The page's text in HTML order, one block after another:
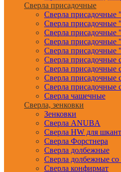
Сверла присадочные
Сверла присадочные
Сверла присадочные
Сверла присадочные
Сверла присадочные
Сверла присадочные
Сверла присадочные
Сверла присадочные
Сверла присадочные
Сверла присадочные
Сверла чашечные
Сверла, зенковки
Зенковки
Сверла ANUBA
Сверла HW для
Сверла Форстнера
Сверла долбежные
Сверла долбежные со
Сверла конфирмат